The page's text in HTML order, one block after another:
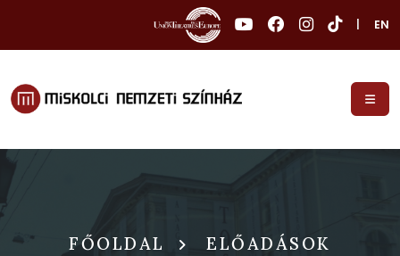
EN
FŐOLDAL ELŐADÁSOK